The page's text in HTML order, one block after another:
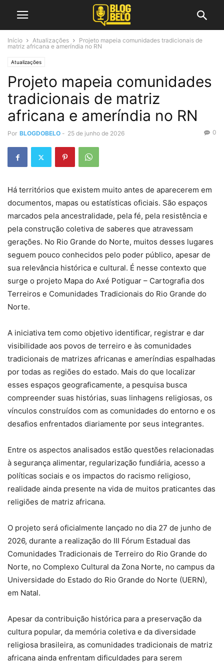
Início Atualizações
Projeto mapeia comunidades tradicionais de
matriz africana e ameríndia no RN
Atualizações
Projeto mapeia comunidades
tradicionais de matriz
africana e ameríndia no RN
Por BLOGDOBELO - 25 de junho de 2026 0
Há territórios que existem muito antes de aparecerem em
documentos, mapas ou estatísticas oficiais. São espaços
marcados pela ancestralidade, pela fé, pela resistência e
pela construção coletiva de saberes que atravessam
gerações. No Rio Grande do Norte, muitos desses lugares
seguem pouco conhecidos pelo poder público, apesar de
sua relevância histórica e cultural. É nesse contexto que
surge o projeto Mapa do Axé Potiguar – Cartografia dos
Terreiros e Comunidades Tradicionais do Rio Grande do
Norte.
A iniciativa tem como objetivo identificar, registrar e dar
visibilidade aos povos de terreiro e às comunidades
tradicionais de matrizes africanas e ameríndias espalhadas
por todas as regiões do estado. Mais do que localizar
esses espaços geograficamente, a pesquisa busca
compreender suas histórias, suas linhagens religiosas, os
vínculos construídos com as comunidades do entorno e os
desafios enfrentados diariamente por seus integrantes.
Entre os aspectos analisados estão questões relacionadas
à segurança alimentar, regularização fundiária, acesso a
políticas sociais e os impactos do racismo religioso,
realidade ainda presente na vida de muitos praticantes das
religiões de matriz africana.
O projeto será oficialmente lançado no dia 27 de junho de
2026, durante a realização do III Fórum Estadual das
Comunidades Tradicionais de Terreiro do Rio Grande do
Norte, no Complexo Cultural da Zona Norte, no campus da
Universidade do Estado do Rio Grande do Norte (UERN),
em Natal.
Apesar da contribuição histórica para a preservação da
cultura popular, da memória coletiva e da diversidade
religiosa brasileira, as comunidades tradicionais de matriz
africana ainda enfrentam dificuldades para serem